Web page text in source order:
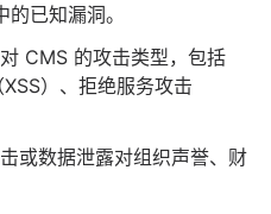
已知漏洞。
CMS 的攻击类型，包括
）、拒绝服务攻击
或数据泄露对组织声誉、财